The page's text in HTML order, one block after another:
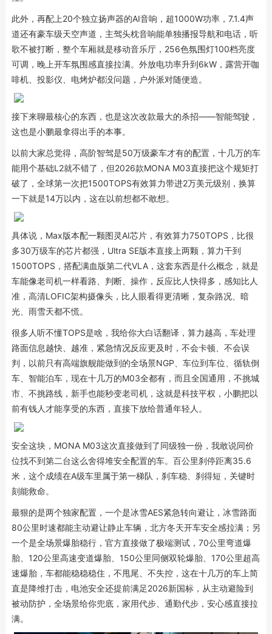
此外，再配上20个独立扬声器的AI音响，超1000W功率，7.1.4声
道还有豪车级天空声道，主驾头枕音响能单独播报导航和电话，听
歌不被打断，整个车厢就是移动音乐厅，256色氛围灯100档亮度
可调，晚上开车氛围感直接拉满。外放电功率升到6kW，露营开咖
啡机、投影仪、电烤炉都没问题，户外派对随便造。
接下来聊最核心的东西，也是这次改款最大的杀招——智能驾驶，
这也是小鹏最拿得出手的本事。
以前大家总觉得，高阶智驾是50万级豪车才有的配置，十几万的车
能用个基础L2就不错了，但2026款MONA M03直接把这个规矩打
破了，全球第一次把1500TOPS有效算力带进2万美元级别，换算
一下就是14万以内，这在以前想都不敢想。
具体说，Max版本配一颗图灵AI芯片，有效算力750TOPS，比很
多30万级车的芯片都强，Ultra SE版本直接上两颗，算力干到
1500TOPS，搭配满血版第二代VLA，这套东西是什么概念，就是
车能像老司机一样看路、判断、操作，反应比人快得多，感知比人
准，高清LOFIC架构摄像头，比人眼看得更清晰，复杂路况、暗
光、雨雪天都不慌。
很多人听不懂TOPS是啥，我给你大白话翻译，算力越高，车处理
路面信息越快、越准，紧急情况反应更及时，不会卡顿、不会误
判，以前只有高端旗舰能做到的全场景NGP、车位到车位、循轨倒
车、智能泊车，现在十几万的M03全都有，而且全国通用，不挑城
市、不挑路线，新手也能秒变老司机，这就是科技平权，小鹏把以
前有钱人才能享受的东西，直接下放给普通年轻人。
安全这块，MONA M03这次直接做到了同级独一份，我敢说同价
位找不到第二台这么舍得堆安全配置的车。百公里刹停距离35.6
米，这个成绩在A级车里属于第一梯队，刹车稳、刹得短，关键时
刻能救命。
最狠的是两个独家配置，一个是冰雪AES紧急转向避让，冰雪路面
80公里时速都能主动避让静止车辆，北方冬天开车安全感拉满；另
一个是全场景爆胎稳行，官方直接做了极端测试，70公里弯道爆
胎、120公里高速变道爆胎、150公里同侧双轮爆胎、170公里超高
速爆胎，车都能稳稳稳住，不甩尾、不失控，这在十几万的车上简
直是降维打击，电池安全还提前满足2026新国标，从主动避险到
被动防护，全场景给你兜底，家用代步、通勤代步，安心感直接拉
满。